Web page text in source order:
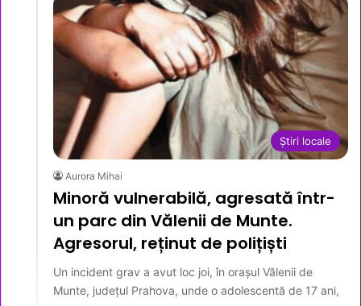
Știri locale
Aurora Mihai
Minoră vulnerabilă, agresată într-
un parc din Vălenii de Munte.
Agresorul, reținut de polițiști
Un incident grav a avut loc joi, în orașul Vălenii de
Munte, județul Prahova, unde o adolescentă de 17 ani,